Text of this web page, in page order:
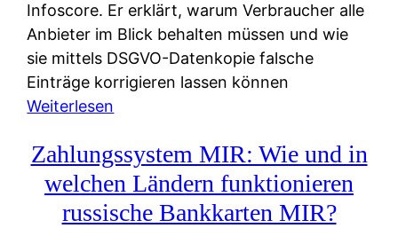
Infoscore. Er erklärt, warum Verbraucher alle
Anbieter im Blick behalten müssen und wie
sie mittels DSGVO-Datenkopie falsche
Einträge korrigieren lassen können
Weiterlesen
c
h
u
f
Zahlungssystem MIR: Wie und in
welchen Ländern funktionieren
russische Bankkarten MIR?